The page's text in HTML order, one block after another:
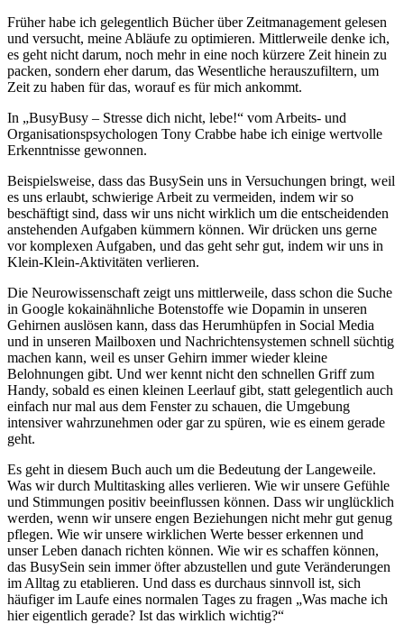
Früher habe ich gelegentlich Bücher über Zeitmanagement gelesen
und versucht, meine Abläufe zu optimieren. Mittlerweile denke ich,
es geht nicht darum, noch mehr in eine noch kürzere Zeit hinein zu
packen, sondern eher darum, das Wesentliche herauszufiltern, um
Zeit zu haben für das, worauf es für mich ankommt.
In „BusyBusy – Stresse dich nicht, lebe!“ vom Arbeits- und
Organisationspsychologen Tony Crabbe habe ich einige wertvolle
Erkenntnisse gewonnen.
Beispielsweise, dass das BusySein uns in Versuchungen bringt, weil
es uns erlaubt, schwierige Arbeit zu vermeiden, indem wir so
beschäftigt sind, dass wir uns nicht wirklich um die entscheidenden
anstehenden Aufgaben kümmern können. Wir drücken uns gerne
vor komplexen Aufgaben, und das geht sehr gut, indem wir uns in
Klein-Klein-Aktivitäten verlieren.
Die Neurowissenschaft zeigt uns mittlerweile, dass schon die Suche
in Google kokainähnliche Botenstoffe wie Dopamin in unseren
Gehirnen auslösen kann, dass das Herumhüpfen in Social Media
und in unseren Mailboxen und Nachrichtensystemen schnell süchtig
machen kann, weil es unser Gehirn immer wieder kleine
Belohnungen gibt. Und wer kennt nicht den schnellen Griff zum
Handy, sobald es einen kleinen Leerlauf gibt, statt gelegentlich auch
einfach nur mal aus dem Fenster zu schauen, die Umgebung
intensiver wahrzunehmen oder gar zu spüren, wie es einem gerade
geht.
Es geht in diesem Buch auch um die Bedeutung der Langeweile.
Was wir durch Multitasking alles verlieren. Wie wir unsere Gefühle
und Stimmungen positiv beeinflussen können. Dass wir unglücklich
werden, wenn wir unsere engen Beziehungen nicht mehr gut genug
pflegen. Wie wir unsere wirklichen Werte besser erkennen und
unser Leben danach richten können. Wie wir es schaffen können,
das BusySein sein immer öfter abzustellen und gute Veränderungen
im Alltag zu etablieren. Und dass es durchaus sinnvoll ist, sich
häufiger im Laufe eines normalen Tages zu fragen „Was mache ich
hier eigentlich gerade? Ist das wirklich wichtig?“